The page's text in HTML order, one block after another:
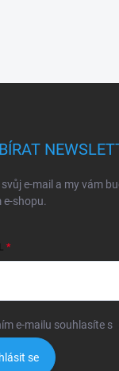
e-mail a my vám
e-shopu.
e-mailu souhlasíte s
se